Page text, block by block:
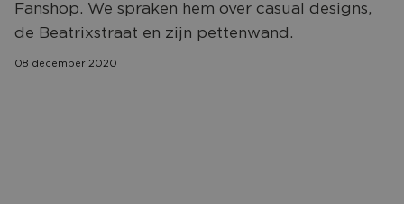
Fanshop. We spraken hem over casual designs,
de Beatrixstraat en zijn pettenwand.
08 december 2020